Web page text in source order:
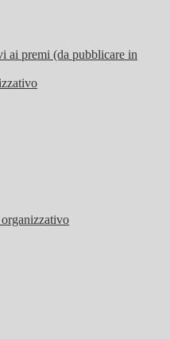
ai premi (da pubblicare in
organizzativo